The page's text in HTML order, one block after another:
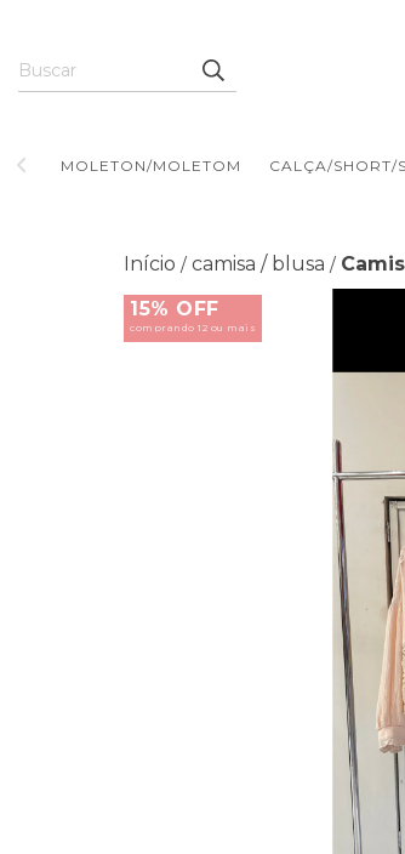
MOLETON/MOLETOM CALÇA/SHORT/
Início / camisa / blusa /
15% OFF
comprando 12 ou mais